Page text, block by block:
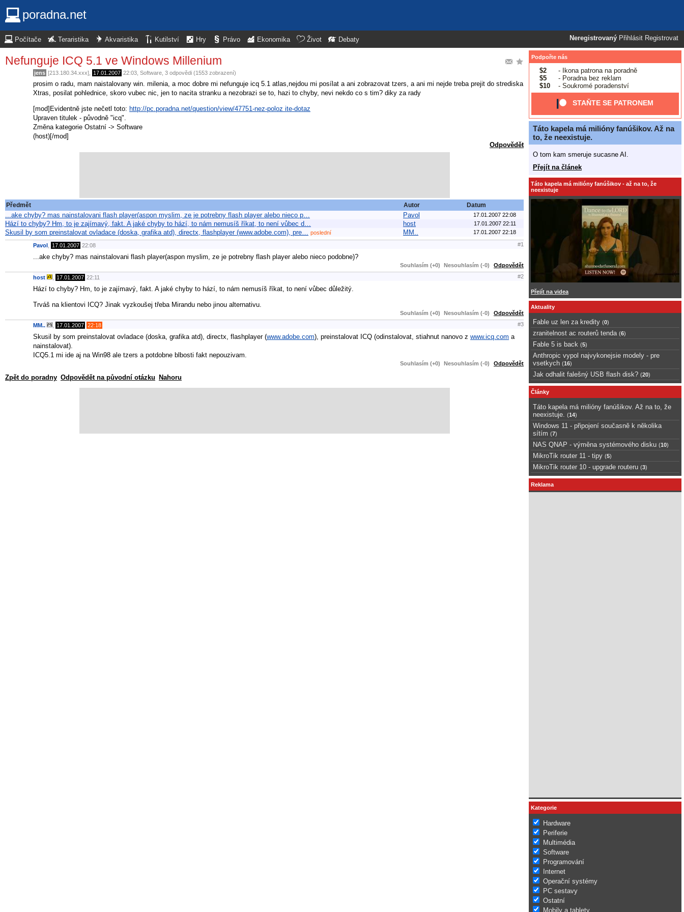
poradna.net
Neregistrovaný Přihlásit Registrovat
Počítače Teraristika Akvaristika Kutilství Hry Právo Ekonomika Život Debaty
Nefunguje ICQ 5.1 ve Windows Millenium
jens [213.180.34.xxx], 17.01.2007 22:03 Software , 3 odpovědi (1553 zobrazení)
prosim o radu, mam naistalovany win. milenia, a moc dobre mi nefunguje icq 5.1 atlas,nejdou mi posílat a ani zobrazovat tzers, a ani mi nejde treba prejit do strediska
Xtras, posilat pohlednice, skoro vubec nic, jen to nacita stranku a nezobrazi se to, hazi to chyby, nevi nekdo co s tim? diky za rady
[mod]Evidentně jste nečetl toto: http://pc.poradna.net/question/view/47751-nez-poloz ite-dotaz
Upraven titulek - původně "icq".
Změna kategorie Ostatní -> Software
(host)[/mod]
Odpovědět
Předmět Autor Datum
...ake chyby? mas nainstalovani flash player(aspon myslim, ze je potrebny flash player alebo nieco p… Pavol 17.01.2007 22:08
Hází to chyby? Hm, to je zajímavý, fakt. A jaké chyby to hází, to nám nemusíš říkat, to není vůbec d… host 17.01.2007 22:11
Skusil by som preinstalovat ovladace (doska, grafika atd), directx, flashplayer (www.adobe.com), pre… poslední MM.. 17.01.2007 22:18
Pavol 17.01.2007 22:08 #1
...ake chyby? mas nainstalovani flash player(aspon myslim, ze je potrebny flash player alebo nieco podobne)?
Souhlasím (+0) Nesouhlasím (-0) Odpovědět
host 17.01.2007 22:11 #2
Hází to chyby? Hm, to je zajímavý, fakt. A jaké chyby to hází, to nám nemusíš říkat, to není vůbec důležitý.
Trváš na klientovi ICQ? Jinak vyzkoušej třeba Mirandu nebo jinou alternativu.
Souhlasím (+0) Nesouhlasím (-0) Odpovědět
MM.. 17.01.2007 22:18 #3
Skusil by som preinstalovat ovladace (doska, grafika atd), directx, flashplayer (www.adobe.com), preinstalovat ICQ (odinstalovat, stiahnut nanovo z www.icq.com a
nainstalovat).
ICQ5.1 mi ide aj na Win98 ale tzers a potdobne blbosti fakt nepouzivam.
Souhlasím (+0) Nesouhlasím (-0) Odpovědět
Zpět do poradny Odpovědět na původní otázku Nahoru
Podpořte nás
$2
- Ikona patrona na poradně
$5
- Poradna bez reklam
$10
- Soukromé poradenství
STAŇTE SE PATRONEM
Táto kapela má milióny fanúšikov. Až na
to, že neexistuje.
O tom kam smeruje sucasne AI.
Přejít na článek
Táto kapela má milióny fanúšikov - až na to, že
neexistuje
Přejít na videa
Aktuality
Fable uz len za kredity (0)
zranitelnost ac routerů tenda (6)
Fable 5 is back (5)
Anthropic vypol najvykonejsie modely - pre
vsetkych (16)
Jak odhalit falešný USB flash disk? (20)
Články
Táto kapela má milióny fanúšikov. Až na to, že
neexistuje.
(14)
Windows 11 - připojení současně k několika
sítím (7)
NAS QNAP - výměna systémového disku (10)
MikroTik router 11 - tipy (5)
MikroTik router 10 - upgrade routeru (3)
Reklama
Kategorie
Hardware
Periferie
Multimédia
Software
Programování
Internet
Operační systémy
PC sestavy
Ostatní
Mobily a tablety